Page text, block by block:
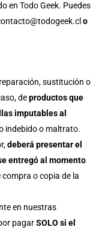
en Todo Geek. Puedes
o
sustitución o
deproductos que
imputables al
indebido o maltrato.
deberá presentar el
entregó al momento
o copia de la
en nuestras
pagarSOLO si el